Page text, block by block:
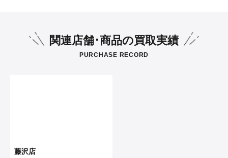
関連店舗･商品の買取実績
PURCHASE RECORD
藤沢店